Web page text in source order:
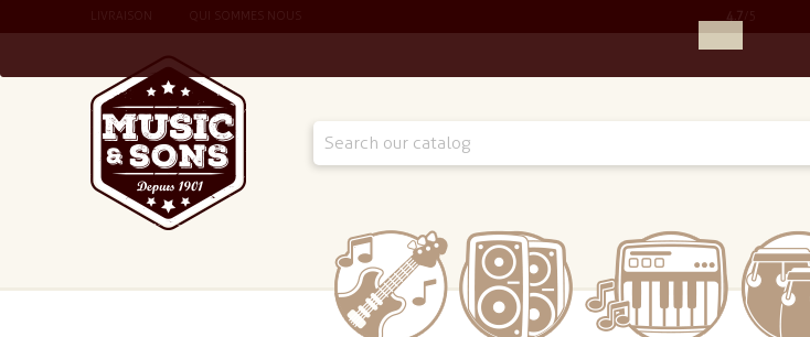
LIVRAISON QUI SOMMES NOUS 4.7